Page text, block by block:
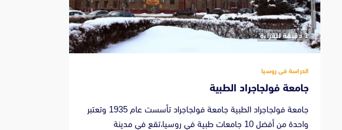
‫1 دقيقة للقراءة
الدراسة فى روسيا
جامعة فولجاجراد الطبية
جامعة فولجاجراد الطبية جامعة فولجاجراد تأسست عام 1935 وتعتبر
واحدة من أفضل 10 جامعات طبية في روسيا،تقع في مدينة